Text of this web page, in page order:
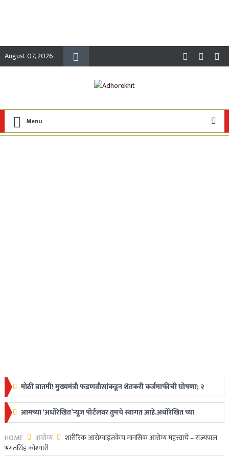
August 07, 2026
Menu
मोठी बातमी! मुख्यमंत्री फडणवीसांकडून शेतकरी कर्जमाफीची घोषणा; २
लाखापर्यंत मिळणार लाभ
Ajit Pawar Plane Crash : उपमुख्यमंत्री अजित पवारांचे विमान
अपघातात निधन, महाराष्ट्रावर शोककळा
आमच्या ‘अधोरेखित’न्यूज पोर्टलवर तुमचे स्वागत आहे.अधोरेखित च्या
माध्यमातून अगदी ग्रामीण स्तरापासून ते देशविदेशातील ताज्या
घडामोडी,महत्त्वाच्या बातम्या, ब्रेकिंग न्यूज वाचकांपर्यंत नि:पक्ष व निर्भीडपणे
HOME आरोग्य
शारीरिक आरोग्याइतकेच मानसिक आरोग्य महत्त्वाचे – राज्यपाल
भगतसिंह कोश्यारी